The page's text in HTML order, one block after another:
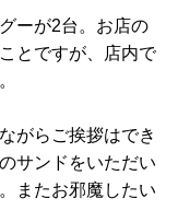
ーが2台。お店の
とですが、店内で
がらご挨拶はでき
サンドをいただい
またお邪魔したい